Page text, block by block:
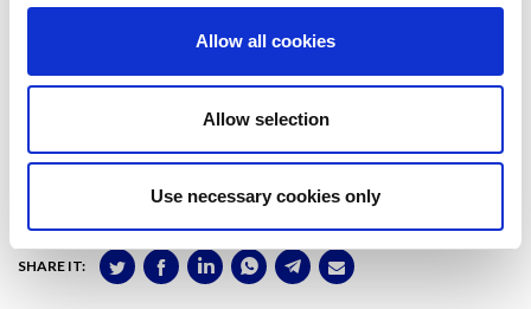
Allow all cookies
Allow selection
Use necessary cookies only
competències essencials per al seu futur professional.
universitat i empresa és una eina clau per formar professionals
preparats per afrontar els reptes del mercat amb rigor, creativitat i
SHARE IT: